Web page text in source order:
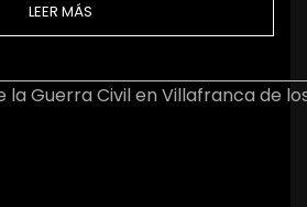
LEER MÁS